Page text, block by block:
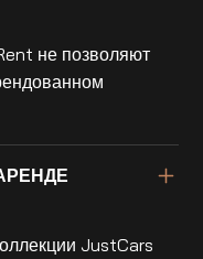
не позволяют
JustCars